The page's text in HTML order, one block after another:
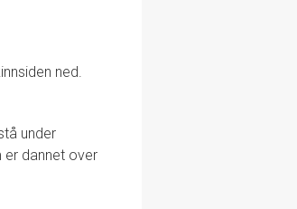
ned.
under
er dannet over